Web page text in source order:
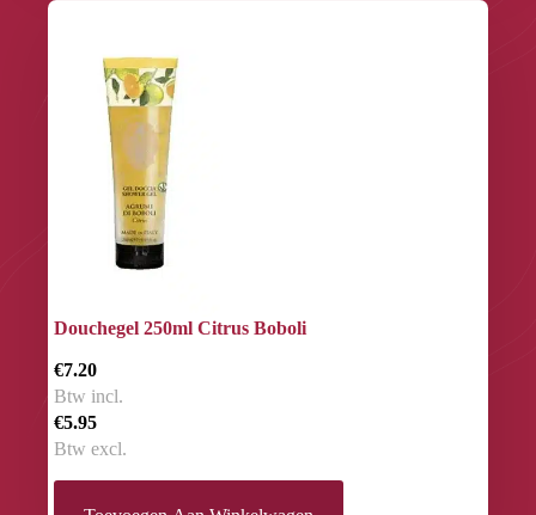
Douchegel 250ml Citrus Boboli
€7.20
Btw incl.
€5.95
Btw excl.